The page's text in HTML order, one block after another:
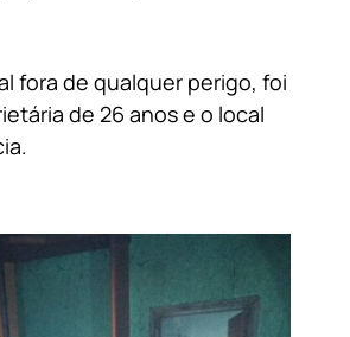
fora de qualquer perigo, foi
de 26 anos e o local